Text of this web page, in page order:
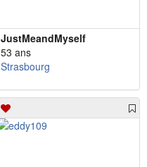
JustMeandMyself
53 ans
Strasbourg